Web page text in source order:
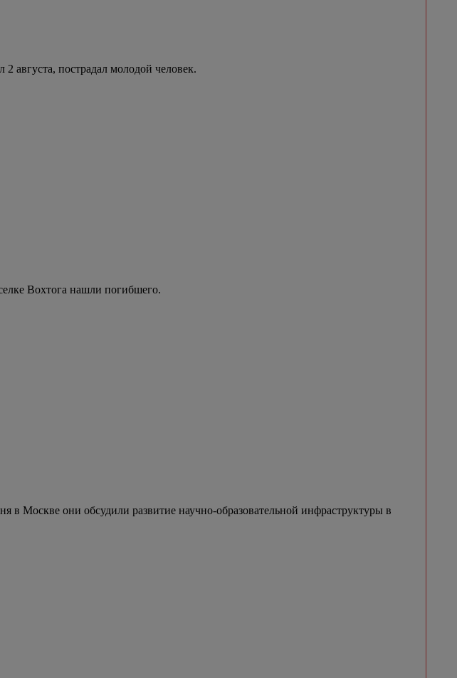
августа, пострадал молодой человек.
Вохтога нашли погибшего.
в Москве они обсудили развитие научно-образовательной инфраструктуры в